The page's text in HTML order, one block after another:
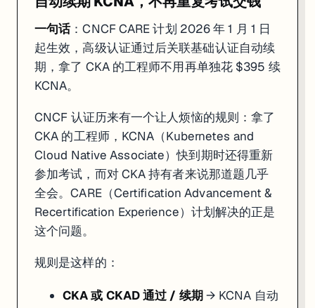
一句话：CNCF CARE 计划 2026 年 1 月 1 日
起生效，高级认证通过后关联基础认证自动续
期，拿了 CKA 的工程师不用再单独花 $395 续
KCNA。
CNCF 认证历来有一个让人烦恼的规则：拿了
CKA 的工程师，KCNA（Kubernetes and
Cloud Native Associate）快到期时还得重新
参加考试，而对 CKA 持有者来说那道题几乎
全会。CARE（Certification Advancement &
Recertification Experience）计划解决的正是
这个问题。
规则是这样的：
CKA 或 CKAD 通过 / 续期→ KCNA 自动